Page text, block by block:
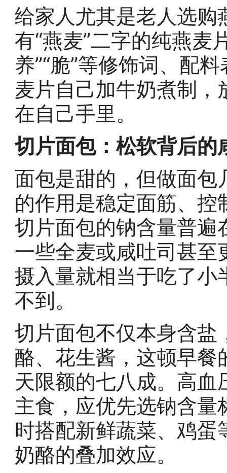
给家人尤其是老人选
有“燕麦”二字的纯燕麦
养”“脆”等修饰词、配
麦片自己加牛奶煮制
在自己手里。
切片面包：松软背后的
面包是甜的，但做面
的作用是稳定面筋、
切片面包的钠含量普
一些全麦或咸吐司甚
摄入量就相当于吃了
不到。
切片面包不仅本身含
酪、花生酱，这顿早
天限额的七八成。高
主食，应优先选钠含
时搭配新鲜蔬菜、鸡
奶酪的叠加效应。